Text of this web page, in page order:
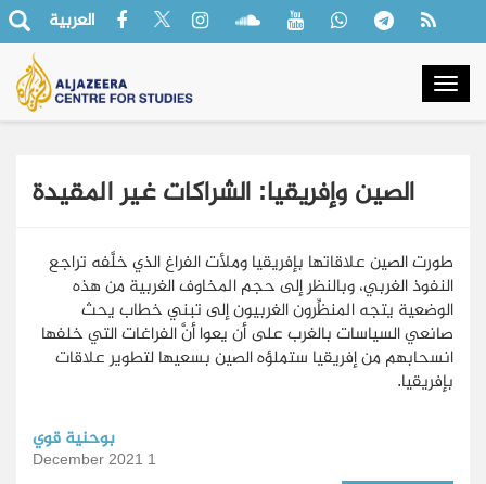
العربية
الصين وإفريقيا: الشراكات غير المقيدة
طورت الصين علاقاتها بإفريقيا وملأت الفراغ الذي خلَّفه تراجع
النفوذ الغربي، وبالنظر إلى حجم المخاوف الغربية من هذه
الوضعية يتجه المنظِّرون الغربيون إلى تبني خطاب يحث
صانعي السياسات بالغرب على أن يعوا أنَّ الفراغات التي خلفها
انسحابهم من إفريقيا ستملؤه الصين بسعيها لتطوير علاقات
بإفريقيا.
بوحنية قوي
1 December 2021